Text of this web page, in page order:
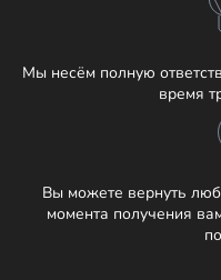
Мы несём полную
время
Вы можете вернуть
момента получения